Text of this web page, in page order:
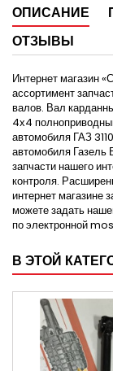
ОПИСАНИЕ
ОТЗЫВЫ
Интернет магазин
ассортимент
валов. Вал
4х4
автомобиля ГАЗ
автомобиля Газель
запчасти нашего
контроля.
интернет магазине
можете задать
по электронной
В ЭТОЙ